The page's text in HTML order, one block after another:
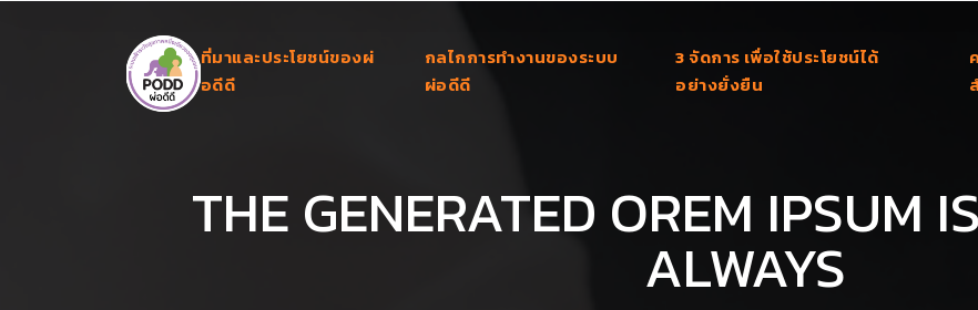
ที่มาและประโยชน์ของผ่
อดีดี
กลไกการทำงานของระบบ
ผ่อดีดี
3 จัดการ เพื่อใช้ประโยชน์ได้
อย่างยั่งยืน
THE GENERATED OREM IPSUM
ALWAYS